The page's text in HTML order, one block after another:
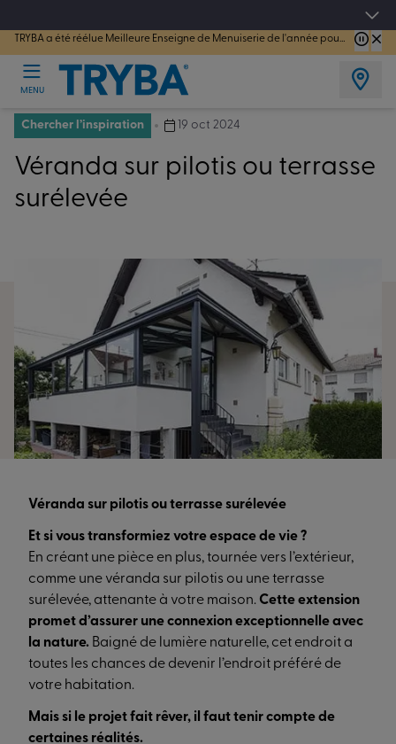
Les jours tentation : Jusqu'à -15% sur vos fenêtres, portes, volets et pergolas
MENU
Chercher l’inspiration 19 oct 2024
Véranda sur pilotis ou terrasse
surélevée
Véranda sur pilotis ou terrasse surélevée
Et si vous transformiez votre espace de vie ?
En créant une pièce en plus, tournée vers l’extérieur,
comme une véranda sur pilotis ou une terrasse
surélevée, attenante à votre maison. Cette extension
promet d’assurer une connexion exceptionnelle avec
la nature. Baigné de lumière naturelle, cet endroit a
toutes les chances de devenir l’endroit préféré de
votre habitation.
Mais si le projet fait rêver, il faut tenir compte de
certaines réalités.